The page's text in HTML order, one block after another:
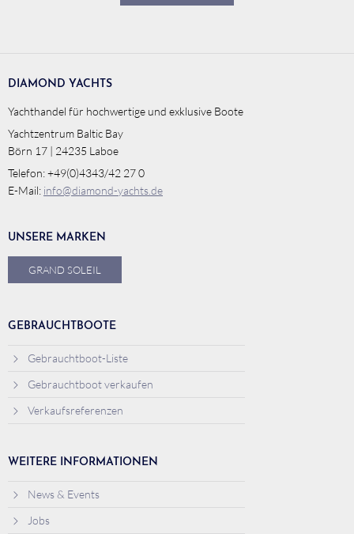
DIAMOND YACHTS
Yachthandel für hochwertige und exklusive Boote
Yachtzentrum Baltic Bay
Börn 17 | 24235 Laboe
Telefon: +49(0)4343/42 27 0
E-Mail: info@diamond-yachts.de
UNSERE MARKEN
GRAND SOLEIL
GEBRAUCHTBOOTE
Gebrauchtboot-Liste
Gebrauchtboot verkaufen
Verkaufsreferenzen
WEITERE INFORMATIONEN
News & Events
Jobs